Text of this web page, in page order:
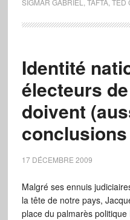
SIGMAR GABRIEL
TAFTA, TED
Identité
électeurs de
doivent
17 DÉCEMBRE 2009
Malgré ses ennuis
la tête de notre pays,
place du palmarès